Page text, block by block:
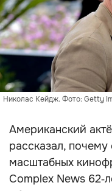
Николас Кейдж. Фото: Getty
Американский
рассказал, почему
масштабных
Complex News